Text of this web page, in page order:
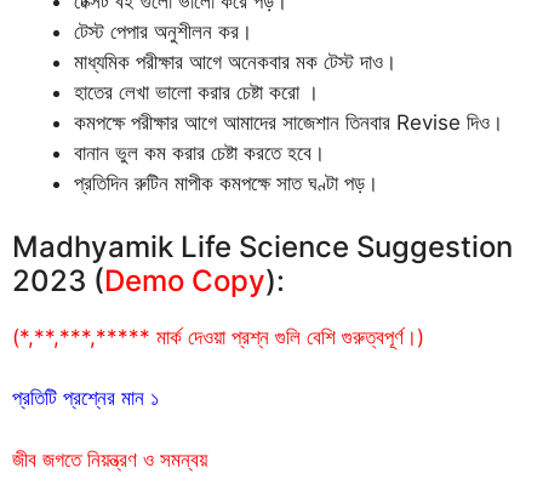
টেস্ট পেপার অনুশীলন কর।
মাধ্যমিক পরীক্ষার আগে অনেকবার মক টেস্ট দাও।
হাতের লেখা ভালো করার চেষ্টা করো ।
কমপক্ষে পরীক্ষার আগে আমাদের সাজেশান তিনবার Revise দিও।
বানান ভুল কম করার চেষ্টা করতে হবে।
প্রতিদিন রুটিন মাপীক কমপক্ষে সাত ঘণ্টা পড়।
Madhyamik Life Science Suggestion
2023 (Demo Copy):
(*,**,***,***** মার্ক দেওয়া প্রশ্ন গুলি বেশি গুরুত্বপূর্ণ।)
প্রতিটি প্রশ্নের মান ১
জীব জগতে নিয়ন্ত্রণ ও সমন্বয়